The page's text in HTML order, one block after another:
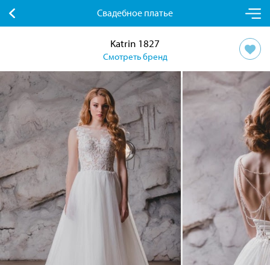
Свадебное платье
Katrin 1827
Смотреть бренд